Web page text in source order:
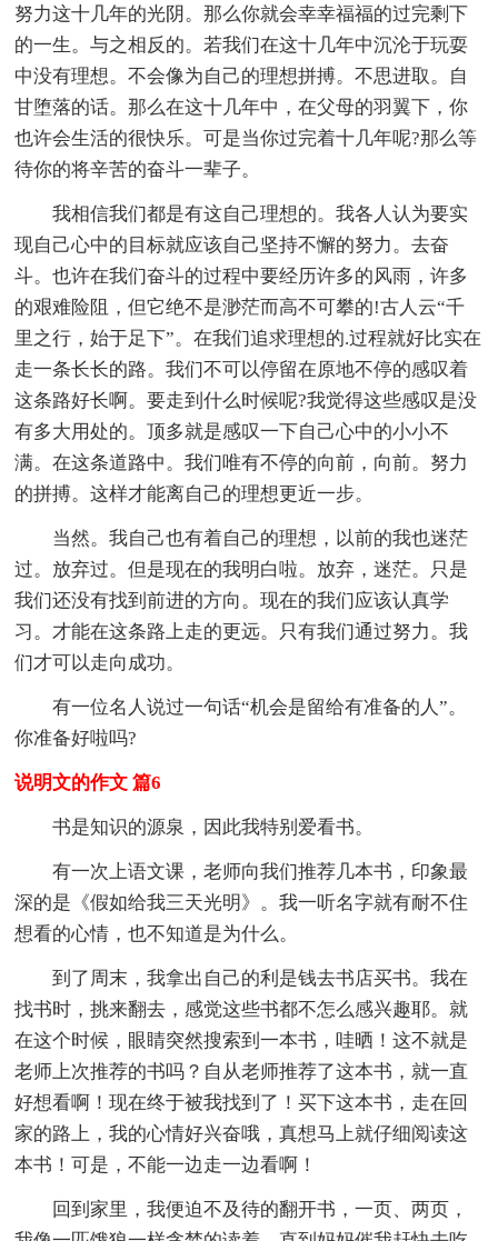
努力这十几年的光阴。那么你就会幸幸福福的过完剩下
的一生。与之相反的。若我们在这十几年中沉沦于玩耍
中没有理想。不会像为自己的理想拼搏。不思进取。自
甘堕落的话。那么在这十几年中，在父母的羽翼下，你
也许会生活的很快乐。可是当你过完着十几年呢?那么等
待你的将辛苦的奋斗一辈子。
我相信我们都是有这自己理想的。我各人认为要实
现自己心中的目标就应该自己坚持不懈的努力。去奋
斗。也许在我们奋斗的过程中要经历许多的风雨，许多
的艰难险阻，但它绝不是渺茫而高不可攀的!古人云“千
里之行，始于足下”。在我们追求理想的.过程就好比实在
走一条长长的路。我们不可以停留在原地不停的感叹着
这条路好长啊。要走到什么时候呢?我觉得这些感叹是没
有多大用处的。顶多就是感叹一下自己心中的小小不
满。在这条道路中。我们唯有不停的向前，向前。努力
的拼搏。这样才能离自己的理想更近一步。
当然。我自己也有着自己的理想，以前的我也迷茫
过。放弃过。但是现在的我明白啦。放弃，迷茫。只是
我们还没有找到前进的方向。现在的我们应该认真学
习。才能在这条路上走的更远。只有我们通过努力。我
们才可以走向成功。
有一位名人说过一句话“机会是留给有准备的人”。
你准备好啦吗?
说明文的作文 篇6
书是知识的源泉，因此我特别爱看书。
有一次上语文课，老师向我们推荐几本书，印象最
深的是《假如给我三天光明》。我一听名字就有耐不住
想看的心情，也不知道是为什么。
到了周末，我拿出自己的利是钱去书店买书。我在
找书时，挑来翻去，感觉这些书都不怎么感兴趣耶。就
在这个时候，眼睛突然搜索到一本书，哇晒！这不就是
老师上次推荐的书吗？自从老师推荐了这本书，就一直
好想看啊！现在终于被我找到了！买下这本书，走在回
家的路上，我的心情好兴奋哦，真想马上就仔细阅读这
本书！可是，不能一边走一边看啊！
回到家里，我便迫不及待的翻开书，一页、两页，